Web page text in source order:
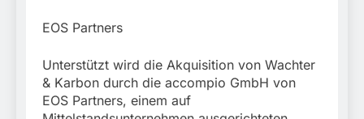
EOS Partners
Unterstützt wird die Akquisition von Wachter
& Karbon durch die accompio GmbH von
EOS Partners, einem auf